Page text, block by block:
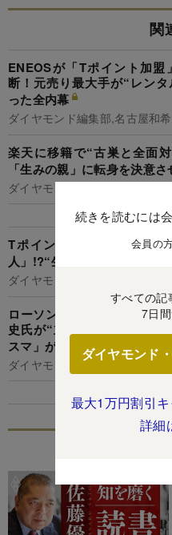
続きを読むには
会員の
すべての記
7日
ダイヤモンド
最大1万円割引
詳細
関
ENEOSが「Tポイント加
断！元売り最大手が“レン
った全内幕
ダイヤモンド編集部,名古屋和希
楽天に移籍で“古巣と全面
「生みの親」に転身を決意
ダイヤモンド編集部,名古屋和希
Tポイント、開始初日の利
人」!?“生みの親”も絶句した
ダイヤモンド編集部,名古屋和希
ローソンのTポイント参画は
史氏が“立役者”、大本命だ
スマ」がネックに
ダイヤモンド編集部,名古屋和希